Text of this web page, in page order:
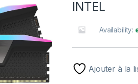
INTEL
Availability:
Ajouter à la